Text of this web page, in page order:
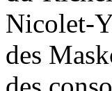
Nicolet-
des